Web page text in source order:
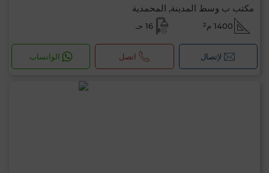
مكتب ب وسط المدينة, المحمدية
1400 م² 16 حـ
لإتصال اتصل الواتساب